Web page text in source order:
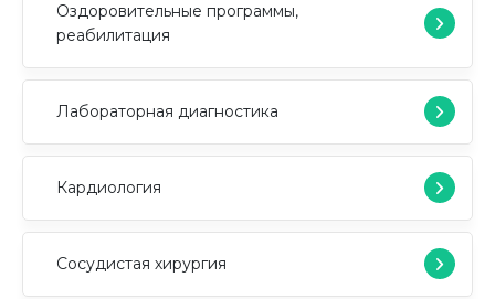
Оздоровительные программы,
реабилитация
Лабораторная диагностика
Кардиология
Сосудистая хирургия